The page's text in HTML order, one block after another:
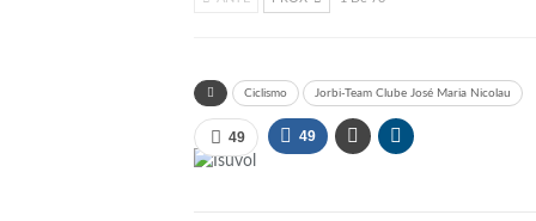
Ciclismo Jorbi-Team Clube José Maria Nicolau
49 49